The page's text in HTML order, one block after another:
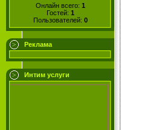
Онлайн всего: 1
Гостей: 1
Пользователей: 0
Реклама
Интим услуги